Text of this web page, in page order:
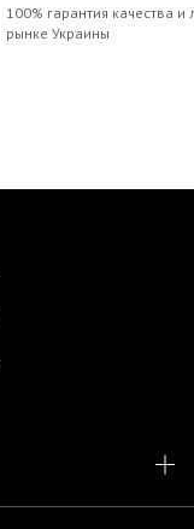
100% гарантия качества
рынке Украины